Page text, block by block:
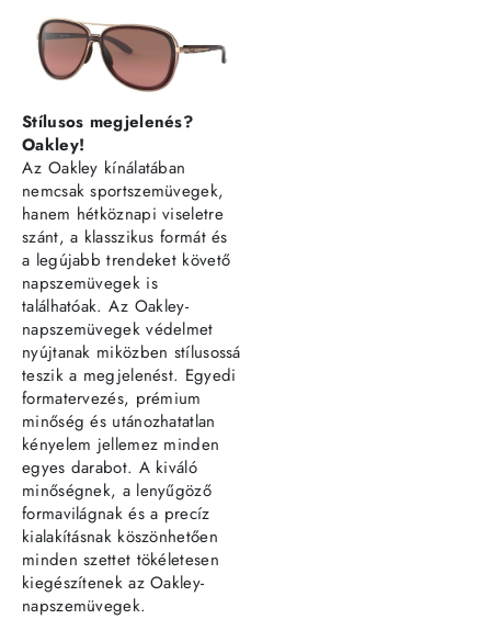
Stílusos megjelenés?
Oakley!
Az Oakley kínálatában
nemcsak sportszemüvegek,
hanem hétköznapi viseletre
szánt, a klasszikus formát és
a legújabb trendeket követő
napszemüvegek is
találhatóak. Az Oakley-
napszemüvegek védelmet
nyújtanak miközben stílusossá
teszik a megjelenést. Egyedi
formatervezés, prémium
minőség és utánozhatatlan
kényelem jellemez minden
egyes darabot. A kiváló
minőségnek, a lenyűgöző
formavilágnak és a precíz
kialakításnak köszönhetően
minden szettet tökéletesen
kiegészítenek az Oakley-
napszemüvegek.